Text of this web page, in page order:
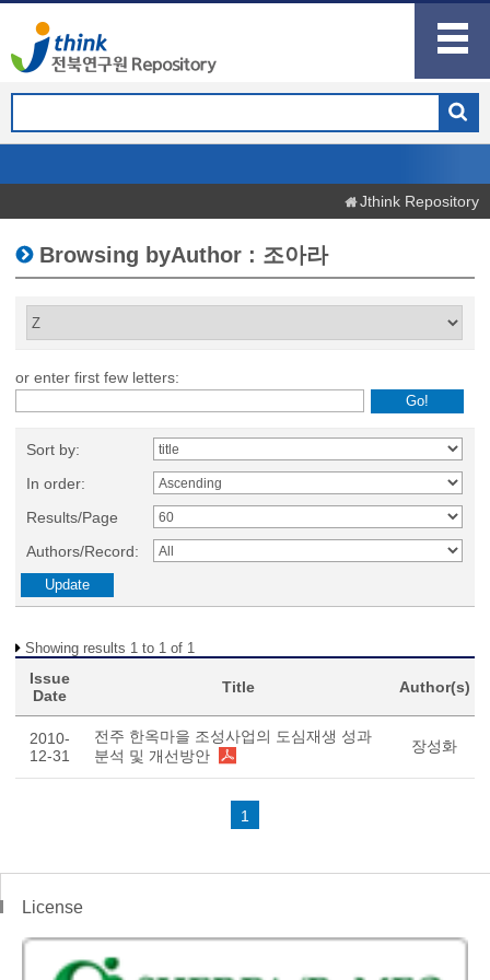
Jthink Repository
Browsing byAuthor : 조아라
or enter first few letters:
Sort by:
In order:
Results/Page
Authors/Record:
Showing results 1 to 1 of 1
Issue
Date
Title Author(s)
2010-
12-31
전주 한옥마을 조성사업의 도심재생 성과
분석 및 개선방안
장성화
1
License